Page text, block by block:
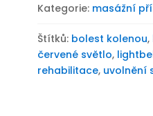
Kategorie: masážní
Štítků: bolest kolenou,
červené světlo,
rehabilitace, uvolnění